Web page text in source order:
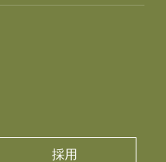
採用